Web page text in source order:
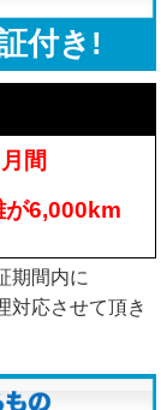
付き!
間
が6,000km
期間内に
対応させて頂き